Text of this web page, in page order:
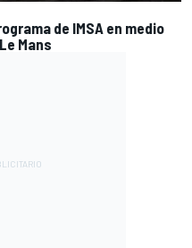
de IMSA en medio
Mans